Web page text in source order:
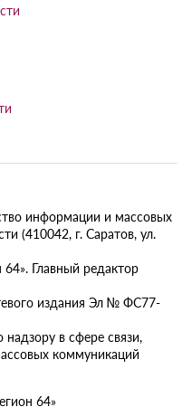
информации и массовых
(410042, г. Саратов, ул.
Главный редактор
издания Эл № ФС77-
в сфере связи,
коммуникаций
64»